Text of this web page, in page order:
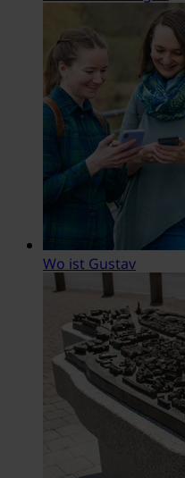
Wo ist Gustav